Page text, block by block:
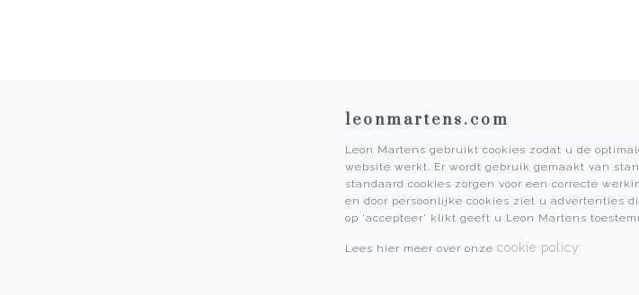
Informatie
Martens Mannen
leonmartens.com
Leon Martens gebruikt cookies zodat u de
website werkt. Er wordt gebruik gemaakt van
standaard cookies zorgen voor een correcte
en door persoonlijke cookies ziet u advertenties
op 'accepteer' klikt geeft u Leon Martens
Lees hier meer over onze cookie policy